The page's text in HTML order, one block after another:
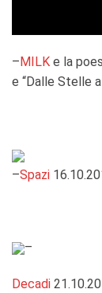
–MILK e la
e “Dalle Stelle
–Spazi
–
Decadi